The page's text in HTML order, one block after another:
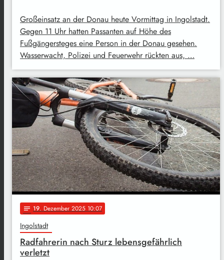
Großeinsatz an der Donau heute Vormittag in Ingolstadt.
Gegen 11 Uhr hatten Passanten auf Höhe des
Fußgängersteges eine Person in der Donau gesehen.
Wasserwacht, Polizei und Feuerwehr rückten aus, …
notes 19. Dezember 2025 10:07
Ingolstadt
Radfahrerin nach Sturz lebensgefährlich
verletzt